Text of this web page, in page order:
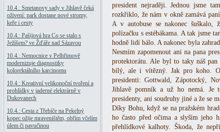
10.4.: Smetanovy sady v Jihlavě čeká
oživení: park dostane nové stromy,
keře i cesty
10.4.: Pašijová hra Co se stalo s
Ježíšem? ve Žďáře nad Sázavou
10.4.: Nemocnice v Pelhřimově
modernizuje diagnostiky
kolorektálního karcinomu
10.4.: Kreativní velikonoční tvoření a
prohlídky v jaderné elektrárně v
Dukovanech
10.4.: Cesta z Třebíče na Pekelný
kopec ožije mraveništěm, obřím včelím
úlem či pavučinou
president nejraději. Jednou jsme
rozkřiklo, že nám v okně zamává
A v autobuse se nakonec
polízačku s estébákama. A tak jsme
hodně lidí bálo. A nakonec byla
Nesmím zapomenout ani na pana
protektorátu. Ale byl to taky náš
bílý, ale i vítězný. Jak pro koho.
presidenti: Gottwald, Zápotocký,
Jihlavě pomník a už ho nemá. Je
presidenty, ani soudruhy jiné a že se
Díky Bohu, když se na pražském
ho často před očima a slyším jeho
přehlídkové kalhoty. Škoda, že